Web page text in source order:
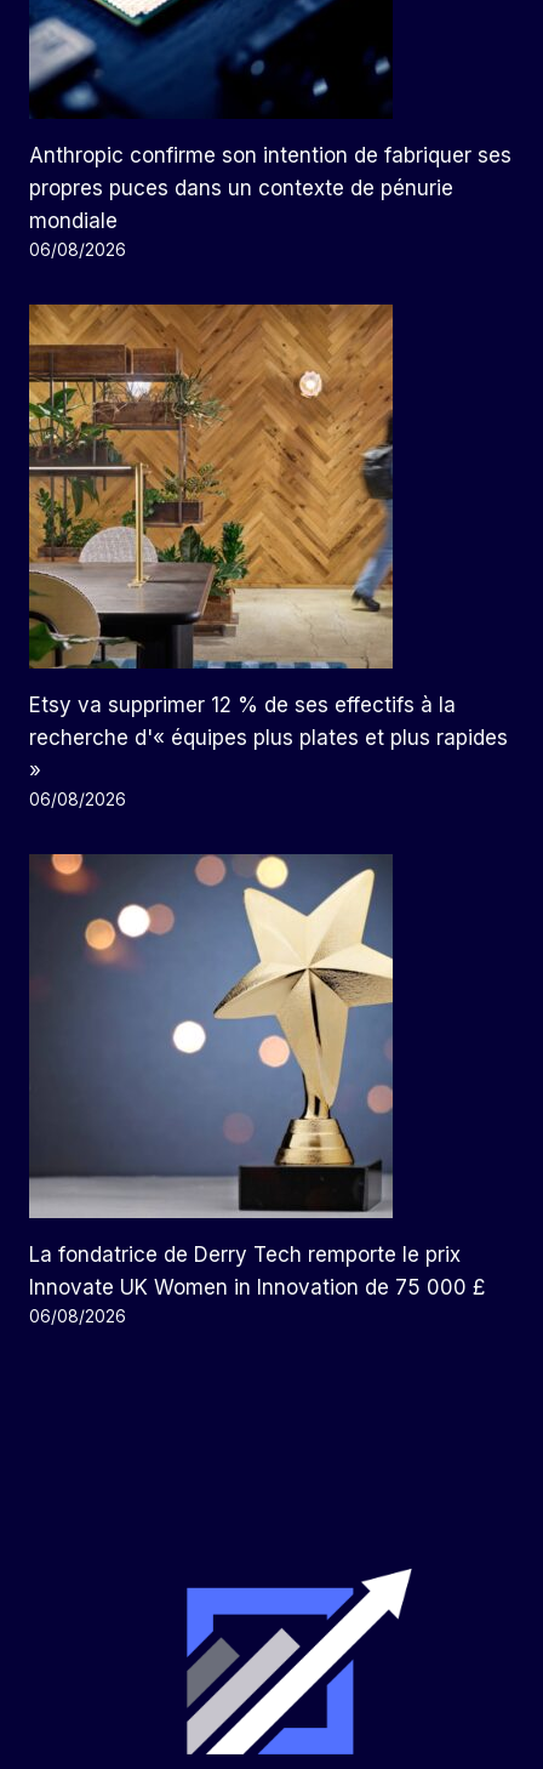
Anthropic confirme son intention de fabriquer ses
propres puces dans un contexte de pénurie
mondiale
06/08/2026
Etsy va supprimer 12 % de ses effectifs à la
recherche d'« équipes plus plates et plus rapides
»
06/08/2026
La fondatrice de Derry Tech remporte le prix
Innovate UK Women in Innovation de 75 000 £
06/08/2026